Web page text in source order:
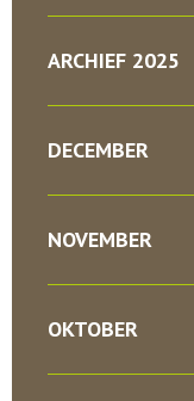
ARCHIEF 2025
DECEMBER
NOVEMBER
OKTOBER